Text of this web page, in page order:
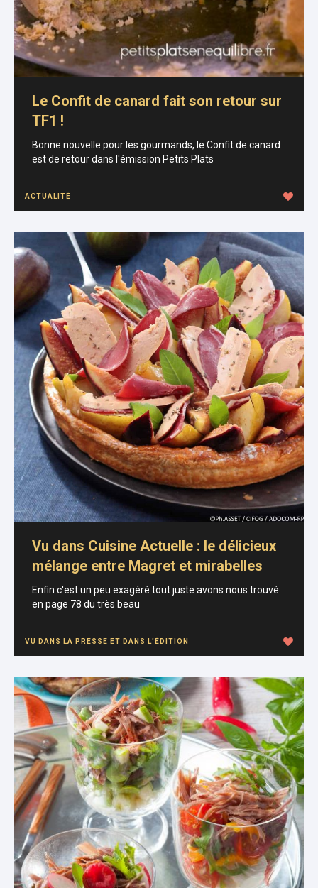
Le Confit de canard fait son retour sur
TF1 !
Bonne nouvelle pour les gourmands, le Confit de canard
est de retour dans l'émission Petits Plats
ACTUALITÉ
Vu dans Cuisine Actuelle : le délicieux
mélange entre Magret et mirabelles
Enfin c'est un peu exagéré tout juste avons nous trouvé
en page 78 du très beau
VU DANS LA PRESSE ET DANS L'ÉDITION